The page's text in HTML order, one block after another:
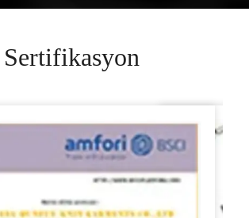
Sertifikasyon